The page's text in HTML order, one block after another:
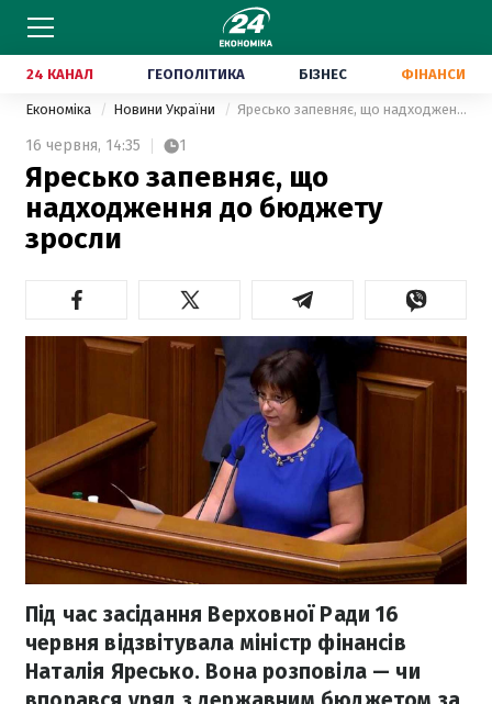
24 КАНАЛ ГЕОПОЛІТИКА БІЗНЕС ФІНАНСИ
Економіка Новини України Яресько запевняє, що надходження до бюджету зросли
16 червня, 14:35 1
Яресько запевняє, що
надходження до бюджету
зросли
Під час засідання Верховної Ради 16
червня відзвітувала міністр фінансів
Наталія Яресько. Вона розповіла — чи